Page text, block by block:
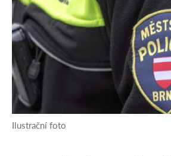
Ilustrační foto